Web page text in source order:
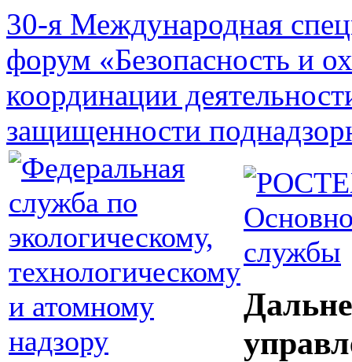
30-я Международная
форум «Безопасность и
координации
защищенности
службы